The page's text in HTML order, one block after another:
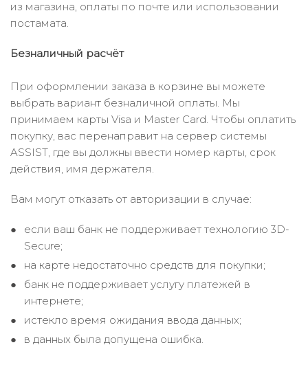
из магазина, оплаты по почте или использовании
постамата.
Безналичный расчёт
При оформлении заказа в корзине вы можете
выбрать вариант безналичной оплаты. Мы
принимаем карты Visa и Master Card. Чтобы оплатить
покупку, вас перенаправит на сервер системы
ASSIST, где вы должны ввести номер карты, срок
действия, имя держателя.
Вам могут отказать от авторизации в случае:
если ваш банк не поддерживает технологию 3D-
Secure;
на карте недостаточно средств для покупки;
банк не поддерживает услугу платежей в
интернете;
истекло время ожидания ввода данных;
в данных была допущена ошибка.